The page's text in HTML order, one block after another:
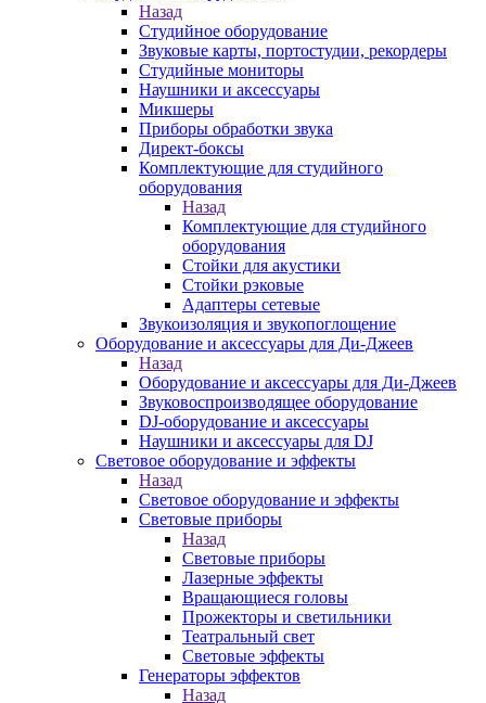
Назад
Студийное оборудование
Звуковые карты, портостудии, рекордеры
Студийные мониторы
Наушники и аксессуары
Микшеры
Приборы обработки звука
Директ-боксы
Комплектующие для студийного
оборудования
Назад
Комплектующие для студийного
оборудования
Стойки для акустики
Стойки рэковые
Адаптеры сетевые
Звукоизоляция и звукопоглощение
Оборудование и аксессуары для Ди-Джеев
Назад
Оборудование и аксессуары для Ди-Джеев
Звуковоспроизводящее оборудование
DJ-оборудование и аксессуары
Наушники и аксессуары для DJ
Световое оборудование и эффекты
Назад
Световое оборудование и эффекты
Световые приборы
Назад
Световые приборы
Лазерные эффекты
Вращающиеся головы
Прожекторы и светильники
Театральный свет
Световые эффекты
Генераторы эффектов
Назад